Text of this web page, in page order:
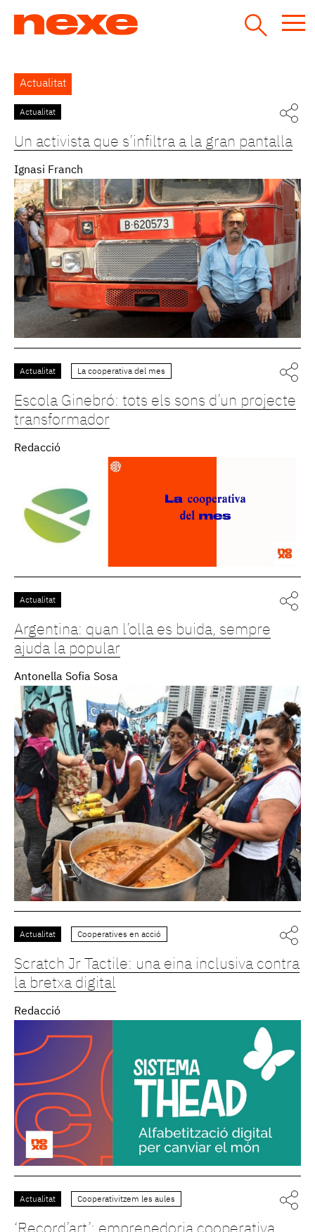
Back
to
top
Actualitat
Actualitat
Un activista que s’infiltra a la gran pantalla
Ignasi Franch
Actualitat La cooperativa del mes
Escola Ginebró: tots els sons d’un projecte
transformador
Redacció
Actualitat
Argentina: quan l’olla es buida, sempre
ajuda la popular
Antonella Sofia Sosa
Actualitat Cooperatives en acció
Scratch Jr Tactile: una eina inclusiva contra
la bretxa digital
Redacció
Actualitat Cooperativitzem les aules
Pàgines